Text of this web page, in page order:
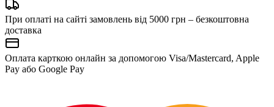
При оплаті на сайті замовлень від 5000 грн – безкоштовна
доставка
Оплата карткою онлайн за допомогою Visa/Mastercard, Apple
Pay або Google Pay